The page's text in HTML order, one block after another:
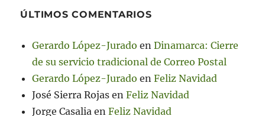
ÚLTIMOS COMENTARIOS
Gerardo López-Jurado enDinamarca: Cierre
de su servicio tradicional de Correo Postal
Gerardo López-Jurado enFeliz Navidad
José Sierra Rojas enFeliz Navidad
Jorge Casalia enFeliz Navidad